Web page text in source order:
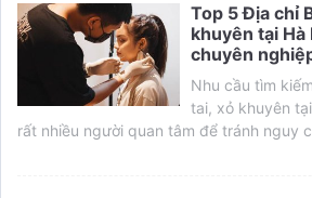
Top 5 Địa chỉ
khuyên tại Hà
chuyên
Nhu cầu tìm
tai, xỏ khuyên
rất nhiều người quan tâm để tránh nguy